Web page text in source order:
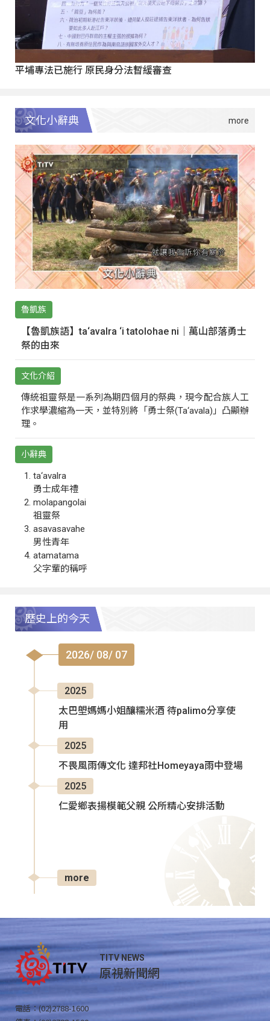
平埔專法已施行 原民身分法暫緩審查
文化小辭典
魯凱族
【魯凱族語】ta‘avalra ‘i tatolohae ni｜萬山部落勇士
祭的由來
文化介紹
傳統祖靈祭是一系列為期四個月的祭典，現今配合族人工
作求學濃縮為一天，並特別將「勇士祭(Ta‘avala)」凸顯辦
理。
小辭典
ta‘avalra
勇士成年禮
molapangolai
祖靈祭
asavasavahe
男性青年
atamatama
父字輩的稱呼
歷史上的今天
2026/ 08/ 07
2025
太巴塱媽媽小姐釀糯米酒 待palimo分享使
用
2025
不畏風雨傳文化 達邦社Homeyaya雨中登場
2025
仁愛鄉表揚模範父親 公所精心安排活動
more
TITV NEWS
原視新聞網
電話：(02)2788-1600